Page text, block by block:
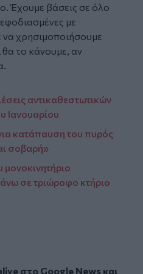
Έχουμε βάσεις σε όλο
με
χρησιμοποιήσουμε
θα το κάνουμε, αν
αντικαθεστωτικών
Ιανουαρίου
κατάπαυση του πυρός
σοβαρή»
μονοκινητήριο
σε τριώροφο κτήριο
στο Google Newsκαι